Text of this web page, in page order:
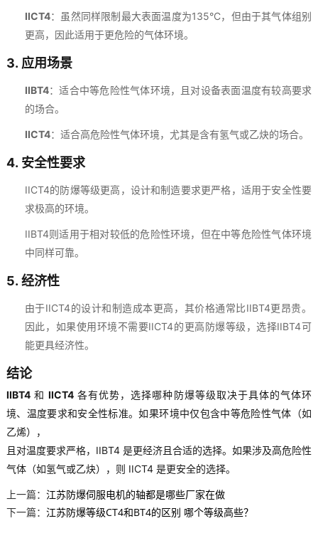
IICT4：虽然同样限制最大表面温度为135°C，但由于其气体组别
更高，因此适用于更危险的气体环境。
3. 应用场景
IIBT4：适合中等危险性气体环境，且对设备表面温度有较高要求
的场合。
IICT4：适合高危险性气体环境，尤其是含有氢气或乙炔的场合。
4. 安全性要求
IICT4的防爆等级更高，设计和制造要求更严格，适用于安全性要
求极高的环境。
IIBT4则适用于相对较低的危险性环境，但在中等危险性气体环境
中同样可靠。
5. 经济性
由于IICT4的设计和制造成本更高，其价格通常比IIBT4更昂贵。
因此，如果使用环境不需要IICT4的更高防爆等级，选择IIBT4可
能更具经济性。
结论
IIBT4和IICT4 各有优势，选择哪种防爆等级取决于具体的气体环
境、温度要求和安全性标准。如果环境中仅包含中等危险性气体（如
乙烯），
且对温度要求严格，IIBT4 是更经济且合适的选择。如果涉及高危险性
气体（如氢气或乙炔），则 IICT4 是更安全的选择。
上一篇： 江苏防爆伺服电机的轴都是哪些厂家在做
下一篇： 江苏防爆等级CT4和BT4的区别 哪个等级高些？